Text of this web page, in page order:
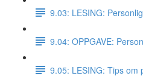
9.03: LESING:
9.04: OPPGAVE:
9.05: LESING: Tips om